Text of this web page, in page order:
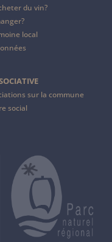
du vin?
local
sur la commune
social